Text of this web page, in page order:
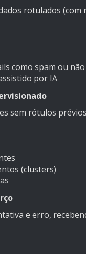
rotulados (com
como spam ou
por IA
sem rótulos
(clusters)
e erro,